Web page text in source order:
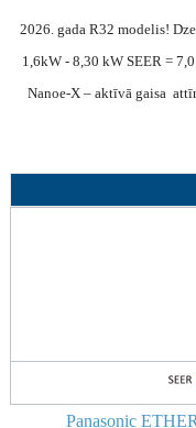
2026. gada R32 modelis!
1,6kW - 8,30 kW SEER =
Nanoe-X – aktīvā gaisa
Panasonic